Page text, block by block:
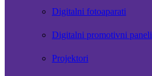
Digitalni fotoaparati
Digitalni promotivni paneli
Projektori